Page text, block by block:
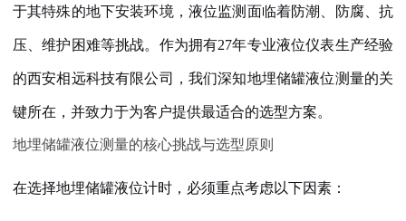
于其特殊的地下安装环境，液位监测面临着防潮、防腐、抗
压、维护困难等挑战。作为拥有27年专业液位仪表生产经验
的西安相远科技有限公司，我们深知地埋储罐液位测量的关
键所在，并致力于为客户提供最适合的选型方案。
地埋储罐液位测量的核心挑战与选型原则
在选择地埋储罐液位计时，必须重点考虑以下因素：